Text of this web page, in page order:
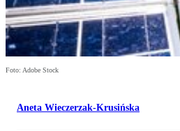
Foto: Adobe Stock
Aneta Wieczerzak-Krusińska